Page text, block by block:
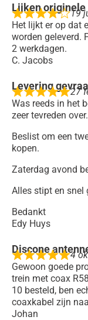
Lijken originele
19
Het lijkt er op dat
worden geleverd.
2 werkdagen.
C. Jacobs
Levering
27
Was reeds in het
zeer tevreden over.
Beslist om een
kopen.
Zaterdag avond
Alles stipt en snel
Bedankt
Edy Huys
Discone
4
Gewoon goede
trein met coax
10 besteld, ben
coaxkabel zijn
Johan